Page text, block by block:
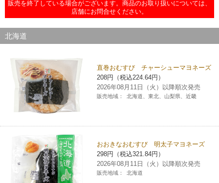
食の安全・安心への取組み
ギフト
プリペイドカード・金券
ニンテンドー・ダウンロードカード
マルチコピー機でできることトップ
コピー
プリント
スキャン
ファクス
チケット
プリペイドサービス
便利なサービス
宅配便
セブン銀行ATM
ご利用可能なお支払い方法
各種料金のお支払い
スマホプリペイド
チケットサービス
チケットぴあ
イープラス
CNプレイガイド
JTB
タワーレコード
セブンネットショッピング
停電時のサービス停止のお知らせ
ごあいさつ
企業理念
会社概要
貸借対照表・損益計算書
沿革
国内店舗数
売上高、店舗数推移
サステナビリティトップ
セブン＆アイ・ホールディングスの重点課題
サステナビリティ活動基本方針
サステナビリティ推進体制
GREEN CHALLENGE 2050
4VISIONS
サステナビリティニュース
アルバイト情報 採用情報
店舗検索
ネットショッピング
お問い合わせ
Language
English (Corporate)
English (Services)
中文[繁體字](服務)
販売を終了している場合がございます。商品のお取り扱いについては、
店舗にお問合せください。
北海道
直巻おむすび チャーシューマヨネーズ
208円（税込224.64円）
2026年08月11日（火）以降順次発売
販売地域： 北海道、東北、山梨県、近畿
おおきなおむすび 明太子マヨネーズ
298円（税込321.84円）
2026年08月11日（火）以降順次発売
販売地域： 北海道